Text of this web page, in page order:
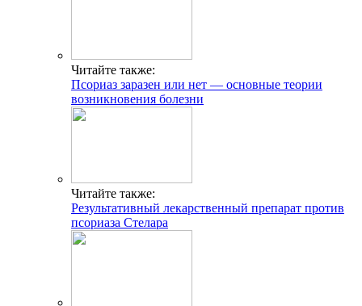
Читайте также:
Псориаз заразен или нет — основные теории
возникновения болезни
Читайте также:
Результативный лекарственный препарат против
псориаза Стелара